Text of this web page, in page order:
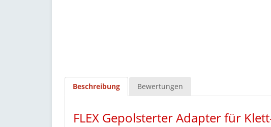
Beschreibung Bewertungen
FLEX Gepolsterter Adapter für